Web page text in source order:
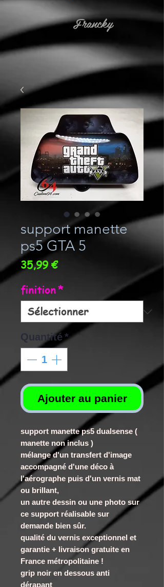
Francky
support manette
ps5 GTA 5
35,99 €Prix
finition*
Quantité *
Ajouter au panier
support manette ps5 dualsense (
manette non inclus )
mélange d'un transfert d'image
accompagné d'une déco à
l'aérographe puis d'un vernis mat
ou brillant,
un autre dessin ou une photo sur
ce support réalisable sur
demande bien sûr.
qualité du vernis exceptionnel et
garantie + livraison gratuite en
France métropolitaine !
grip noir en dessous anti
dérapant